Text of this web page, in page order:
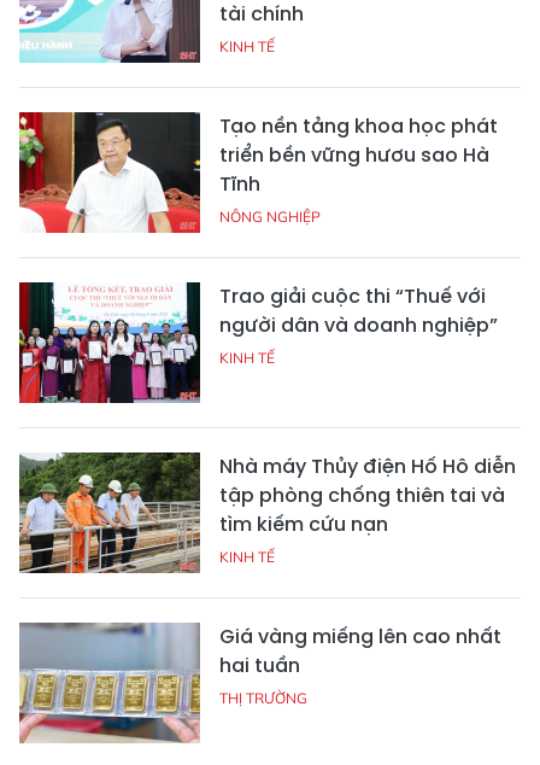
tài chính
KINH TẾ
Tạo nền tảng khoa học phát
triển bền vững hươu sao Hà
Tĩnh
NÔNG NGHIỆP
Trao giải cuộc thi “Thuế với
người dân và doanh nghiệp”
KINH TẾ
Nhà máy Thủy điện Hố Hô diễn
tập phòng chống thiên tai và
tìm kiếm cứu nạn
KINH TẾ
Giá vàng miếng lên cao nhất
hai tuần
THỊ TRƯỜNG